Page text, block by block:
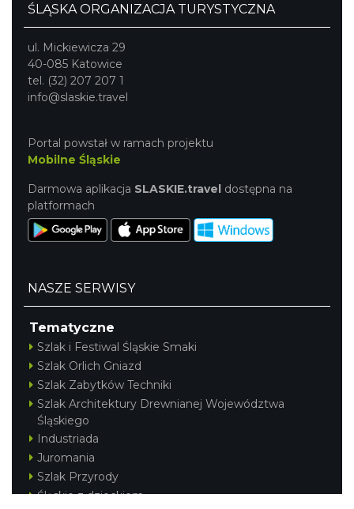
ŚLĄSKA ORGANIZACJA TURYSTYCZNA
ul. Mickiewicza 29
40-085 Katowice
tel. (32) 207 207 1
info@slaskie.travel
Portal powstał w ramach projektu
Mobilne Śląskie
Darmowa aplikacja SLASKIE.travel dostępna na
platformach
NASZE SERWISY
Tematyczne
Szlak i Festiwal Śląskie Smaki
Szlak Orlich Gniazd
Szlak Zabytków Techniki
Szlak Architektury Drewnianej Województwa
Śląskiego
Industriada
Juromania
Szlak Przyrody
Śląskie z dzieckiem